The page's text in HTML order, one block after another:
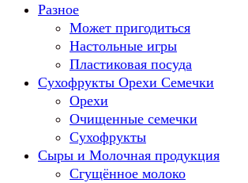
Разное
Может пригодиться
Настольные игры
Пластиковая посуда
Сухофрукты Орехи Семечки
Орехи
Очищенные семечки
Сухофрукты
Сыры и Молочная продукция
Сгущённое молоко